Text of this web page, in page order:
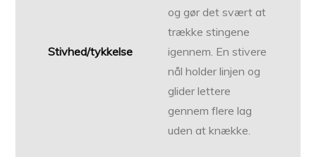
Stivhed/tykkelse
og gør det svært at
trække stingene
igennem. En stivere
nål holder linjen og
glider lettere
gennem flere lag
uden at knække.